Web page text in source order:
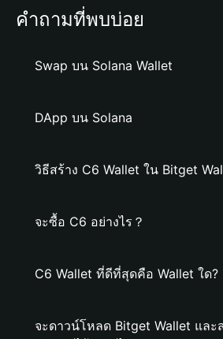
คำถามที่พบบ่อย
Swap บน Solana Wallet
DApp บน Solana
วิธีสร้าง C6 Wallet ใน Bitget
จะซื้อ C6 อย่างไร？
C6 Wallet ที่ดีที่สุดคือ Wallet ใด?
จะดาวน์โหลด Bitget Wallet และ